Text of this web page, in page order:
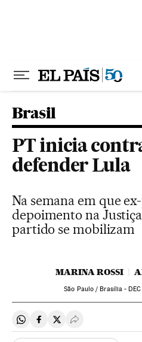
Brasil
PT inicia
defender Lula
Na semana em que
depoimento na
partido se mobilizam
MARINA ROSSI
São Paulo / Brasília -DEC
Compartir en Whatsapp
Compartir en Facebook
Compartir en Twitter
Desplegar